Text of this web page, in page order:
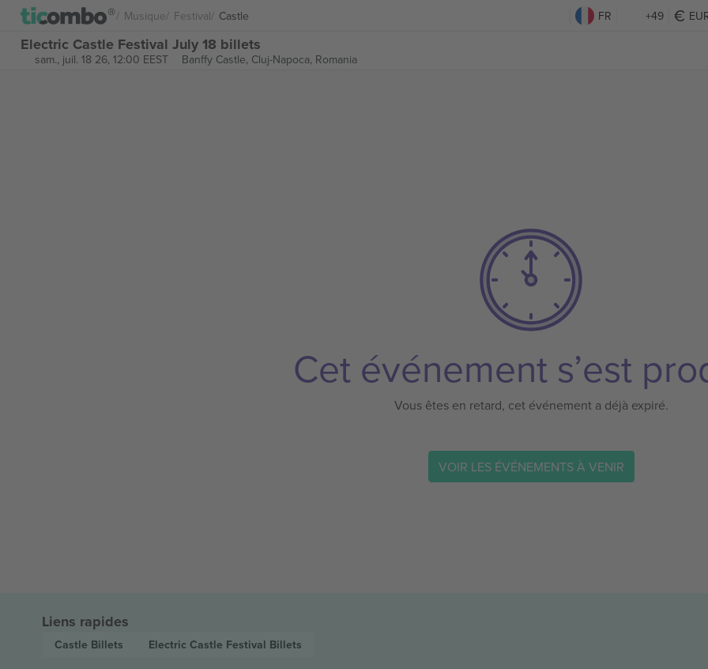
Musique Festival Castle FR +49
Electric Castle Festival July 18 billets
sam., juil. 18 26, 12:00 EEST Banffy Castle, Cluj-Napoca, Romania
Cet événement s’est
Vous êtes en retard, cet événement a déjà expiré.
VOIR LES ÉVÉNEMENTS À VENIR
Liens rapides
Castle Billets Electric Castle Festival Billets